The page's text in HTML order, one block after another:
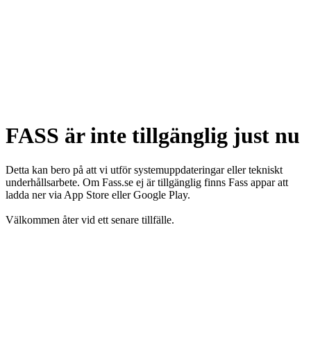
FASS är inte tillgänglig just nu
Detta kan bero på att vi utför systemuppdateringar eller tekniskt
underhållsarbete. Om Fass.se ej är tillgänglig finns Fass appar att
ladda ner via App Store eller Google Play.
Välkommen åter vid ett senare tillfälle.